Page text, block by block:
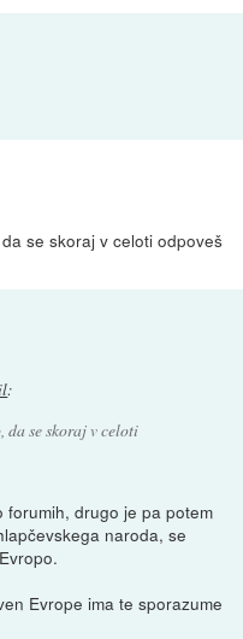
se skoraj v celoti odpoveš
:
da se skoraj v celoti
forumih, drugo je pa potem
naroda, se
Evrope ima te sporazume